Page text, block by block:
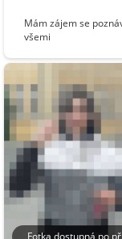
Mám zájem se
všemi
Fotka dostupná po